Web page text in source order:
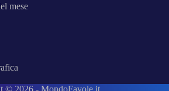
mese
© 2026 -MondoFavole.it